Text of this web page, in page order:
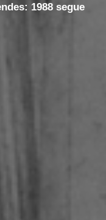
1988 segue